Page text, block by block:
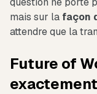
mais sur la façon
attendre que la
Future of